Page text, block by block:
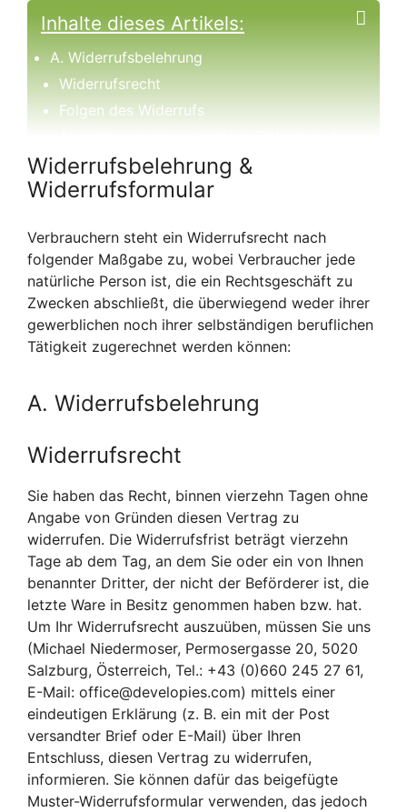
Inhalte dieses Artikels:
A. Widerrufsbelehrung
Widerrufsrecht
Folgen des Widerrufs
Widerrufsrechts
Allgemeine Hinweise
Widerrufsbelehrung &
Widerrufsformular
Verbrauchern steht ein Widerrufsrecht nach
folgender Maßgabe zu, wobei Verbraucher jede
natürliche Person ist, die ein Rechtsgeschäft zu
Zwecken abschließt, die überwiegend weder ihrer
gewerblichen noch ihrer selbständigen beruflichen
Tätigkeit zugerechnet werden können:
A. Widerrufsbelehrung
Widerrufsrecht
Sie haben das Recht, binnen vierzehn Tagen ohne
Angabe von Gründen diesen Vertrag zu
widerrufen. Die Widerrufsfrist beträgt vierzehn
Tage ab dem Tag, an dem Sie oder ein von Ihnen
benannter Dritter, der nicht der Beförderer ist, die
letzte Ware in Besitz genommen haben bzw. hat.
Um Ihr Widerrufsrecht auszuüben, müssen Sie uns
(Michael Niedermoser, Permosergasse 20, 5020
Salzburg, Österreich, Tel.: +43 (0)660 245 27 61,
E-Mail: office@developies.com) mittels einer
eindeutigen Erklärung (z. B. ein mit der Post
versandter Brief oder E-Mail) über Ihren
Entschluss, diesen Vertrag zu widerrufen,
informieren. Sie können dafür das beigefügte
Muster-Widerrufsformular verwenden, das jedoch